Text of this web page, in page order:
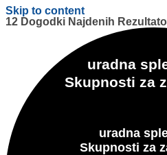
Skip to content
uradna
Skupnosti za
uradna
Skupnosti za
12 Dogodki Najdenih